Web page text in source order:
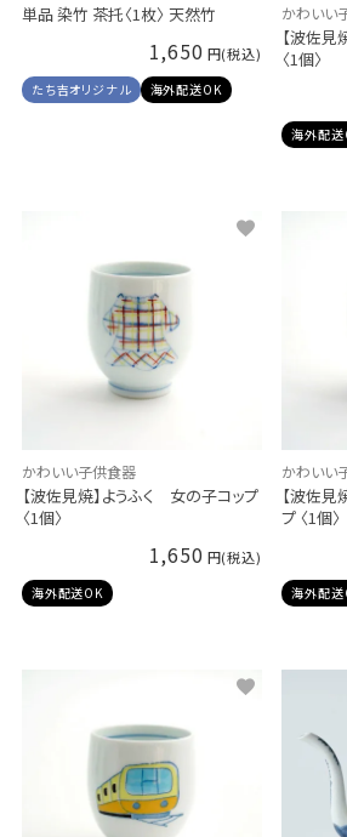
単品 染竹 茶托〈1枚〉 天然竹
1,650
たち吉オリジナル 海外配送OK
かわいい
【波佐見
〈1個〉
海外配送
かわいい子供食器
【波佐見焼】ようふく 女の子コップ
〈1個〉
1,650
海外配送OK
かわいい
【波佐
プ 〈1個〉
海外配送